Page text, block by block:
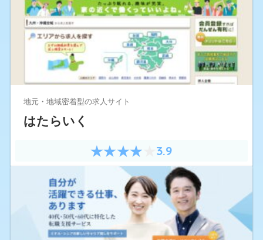
地元・地域密着型の求人サイト
はたらいく
3.9